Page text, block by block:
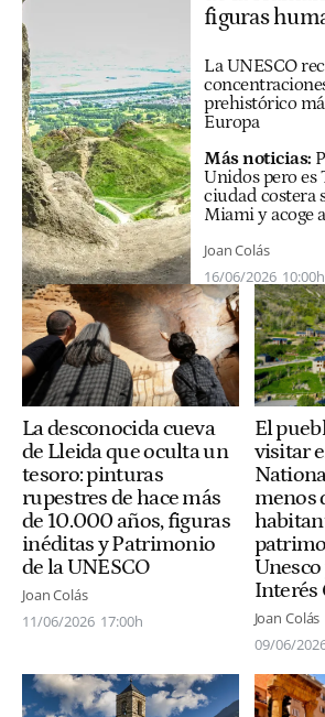
figuras
La UNESCO
prehistórico
Europa
Más noticias:
Unidos pero es
ciudad costera
Miami y acoge
Joan Colás
16/06/2026 10:00h
La desconocida cueva
de Lleida que oculta un
tesoro: pinturas
rupestres de hace más
de 10.000 años, figuras
inéditas y Patrimonio
de la UNESCO
Joan Colás
11/06/2026 17:00h
El
visitar
menos
Interés
Joan Colás
09/06/